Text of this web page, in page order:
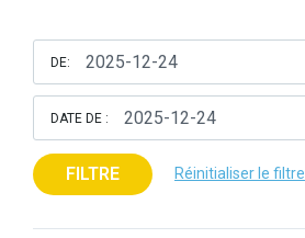
DE:
DATE DE :
FILTRE Réinitialiser le filtre